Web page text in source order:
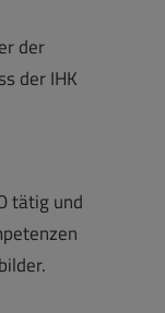
der
der IHK
tätig und